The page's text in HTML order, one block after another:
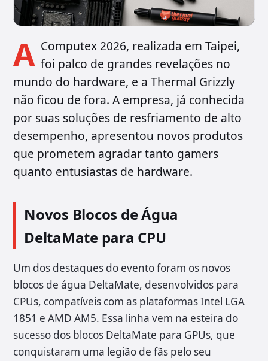
A Computex 2026, realizada em Taipei,
foi palco de grandes revelações no
mundo do hardware, e a Thermal Grizzly
não ficou de fora. A empresa, já conhecida
por suas soluções de resfriamento de alto
desempenho, apresentou novos produtos
que prometem agradar tanto gamers
quanto entusiastas de hardware.
Novos Blocos de Água
DeltaMate para CPU
Um dos destaques do evento foram os novos
blocos de água DeltaMate, desenvolvidos para
CPUs, compatíveis com as plataformas Intel LGA
1851 e AMD AM5. Essa linha vem na esteira do
sucesso dos blocos DeltaMate para GPUs, que
conquistaram uma legião de fãs pelo seu